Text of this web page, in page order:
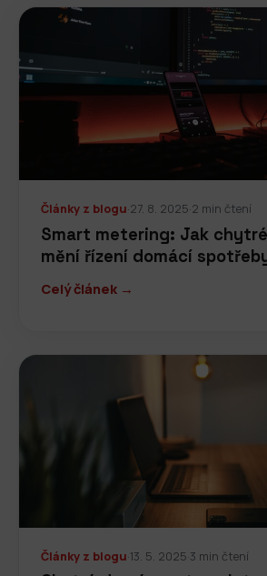
Články z blogu·27. 8. 2025·2 min čtení
Smart metering: Jak
mění řízení domácí
Celý článek →
Články z blogu·13. 5. 2025·3 min čtení